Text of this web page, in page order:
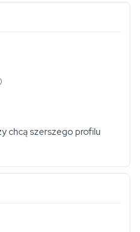
chcą szerszego profilu